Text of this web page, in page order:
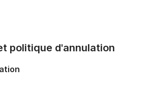
bains:
politique d'annulation